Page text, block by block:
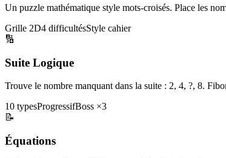
Un puzzle mathématique style mots-croisés. Place les
Grille 2D4 difficultésStyle cahier
🔢
Suite Logique
Trouve le nombre manquant dans la suite : 2, 4, ?, 8.
10 typesProgressifBoss ×3
📝
Équations